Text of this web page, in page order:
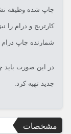
چاپ شده وظیفه
کارتریج و درام را
شمارنده چاپ درام
در این صورت باید
جدید تهیه کرد.
مشخصات